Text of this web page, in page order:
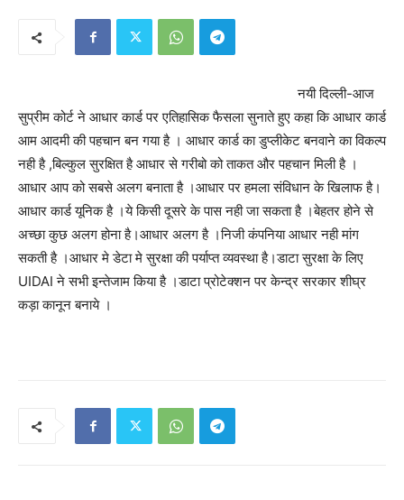
नयी दिल्ली-आज
सुप्रीम कोर्ट ने आधार कार्ड पर एतिहासिक फैसला सुनाते हुए कहा कि आधार कार्ड
आम आदमी की पहचान बन गया है । आधार कार्ड का डुप्लीकेट बनवाने का विकल्प
नही है ,बिल्कुल सुरक्षित है आधार से गरीबो को ताकत और पहचान मिली है ।
आधार आप को सबसे अलग बनाता है ।आधार पर हमला संविधान के खिलाफ है।
आधार कार्ड यूनिक है ।ये किसी दूसरे के पास नही जा सकता है ।बेहतर होने से
अच्छा कुछ अलग होना है।आधार अलग है ।निजी कंपनिया आधार नही मांग
सकती है ।आधार मे डेटा मे सुरक्षा की पर्याप्त व्यवस्था है।डाटा सुरक्षा के लिए
UIDAI ने सभी इन्तेजाम किया है ।डाटा प्रोटेक्शन पर केन्द्र सरकार शीघ्र
कड़ा कानून बनाये ।